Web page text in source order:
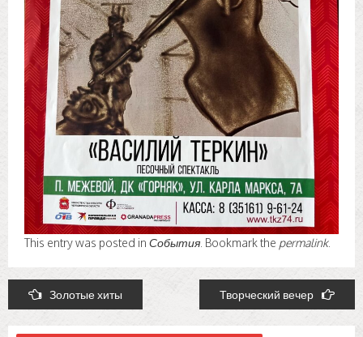
This entry was posted in События . Bookmark the permalink.
Post
navigation
Золотые хиты Творческий вечер